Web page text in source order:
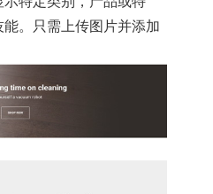
。只需上传图片并添加